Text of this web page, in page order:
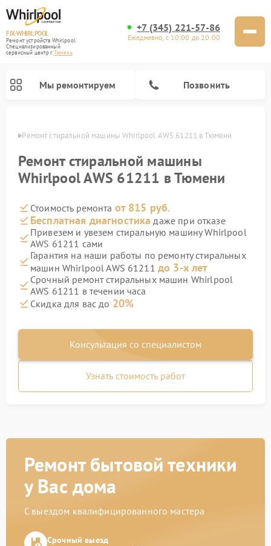
FIX-WHIRLPOOL
Ремонт устройств Whirlpool
Специализированный
cервисный центр г.Тюмень
+7 (345) 221-57-86
Ежедневно, с 10:00 до 20:00
Мы ремонтируем Позвонить
Ремонт стиральной машины Whirlpool AWS 61211 в Тюмени
Ремонт стиральной машины
Whirlpool AWS 61211 в Тюмени
Стоимость ремонта от 815 руб.
Бесплатная диагностика даже при отказе
Привезем и увезем стиральную машину Whirlpool
AWS 61211 сами
Гарантия на наши работы по ремонту стиральных
машин Whirlpool AWS 61211 до 3-х лет
Срочный ремонт стиральных машин Whirlpool
AWS 61211 в течении часа
Скидка для вас до 20%
Консультация со специалистом
Узнать стоимость работ
Ремонт бытовой техники
у Вас дома
С выездом квалифицированного мастера
Срочный выезд